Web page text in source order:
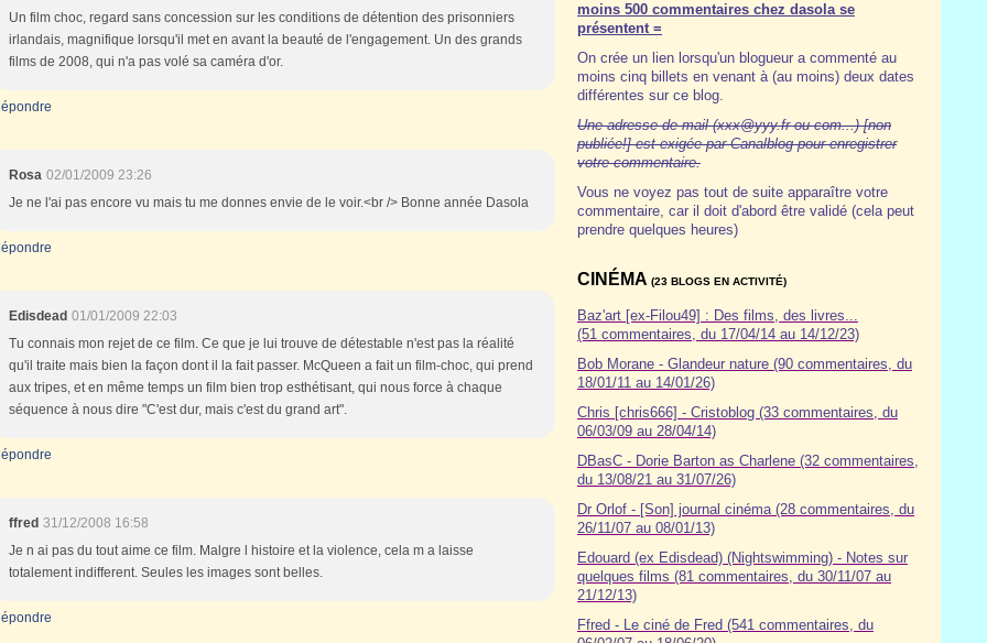
Un film choc, regard sans concession sur les conditions de détention des prisonniers
irlandais, magnifique lorsqu'il met en avant la beauté de l'engagement. Un des grands
films de 2008, qui n'a pas volé sa caméra d'or.
Rosa 02/01/2009 23:26
Je ne l'ai pas encore vu mais tu me donnes envie de le voir.<br /> Bonne année Dasola
Edisdead 01/01/2009 22:03
Tu connais mon rejet de ce film. Ce que je lui trouve de détestable n'est pas la réalité
qu'il traite mais bien la façon dont il la fait passer. McQueen a fait un film-choc, qui prend
aux tripes, et en même temps un film bien trop esthétisant, qui nous force à chaque
séquence à nous dire "C'est dur, mais c'est du grand art".
ffred 31/12/2008 16:58
Je n ai pas du tout aime ce film. Malgre l histoire et la violence, cela m a laisse
totalement indifferent. Seules les images sont belles.
moins 500 commentaires chez dasola se
présentent =
On crée un lien lorsqu'un blogueur a commenté au
moins cinq billets en venant à (au moins) deux dates
différentes sur ce blog.
Une adresse de mail (xxx@yyy.fr ou com...) [non
publiée!] est exigée par Canalblog pour enregistrer
votre commentaire.
Vous ne voyez pas tout de suite apparaître votre
commentaire, car il doit d'abord être validé (cela peut
prendre quelques heures)
CINÉMA (23 BLOGS EN ACTIVITÉ)
Baz'art [ex-Filou49] : Des films, des livres...
(51 commentaires, du 17/04/14 au 14/12/23)
Bob Morane - Glandeur nature (90 commentaires, du
18/01/11 au 14/01/26)
Chris [chris666] - Cristoblog (33 commentaires, du
06/03/09 au 28/04/14)
DBasC - Dorie Barton as Charlene (32 commentaires,
du 13/08/21 au 31/07/26)
Dr Orlof - [Son] journal cinéma (28 commentaires, du
26/11/07 au 08/01/13)
Edouard (ex Edisdead) (Nightswimming) - Notes sur
quelques films (81 commentaires, du 30/11/07 au
21/12/13)
Ffred - Le ciné de Fred (541 commentaires, du